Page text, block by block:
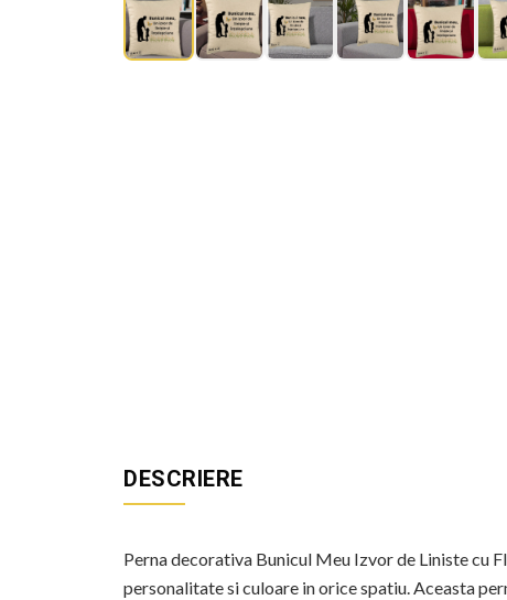
DESCRIERE
Perna decorativa Bunicul Meu Izvor de Liniste cu
personalitate si culoare in orice spatiu. Aceasta